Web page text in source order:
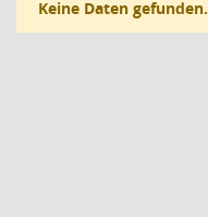
Keine Daten gefunden.